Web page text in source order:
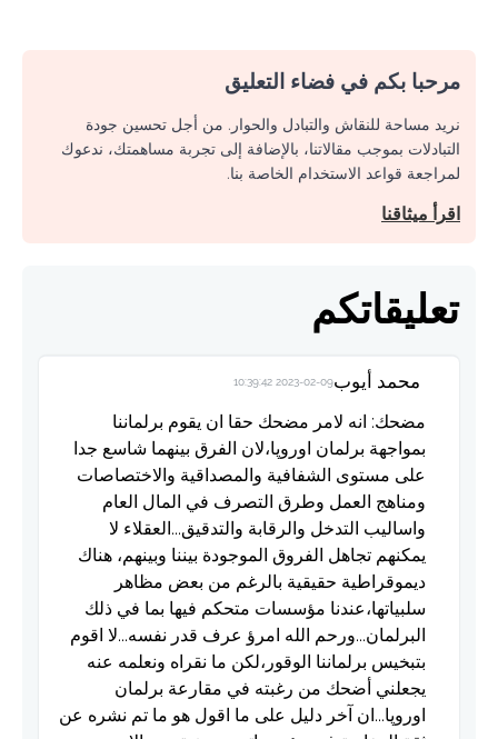
مرحبا بكم في فضاء التعليق
نريد مساحة للنقاش والتبادل والحوار. من أجل تحسين جودة
التبادلات بموجب مقالاتنا، بالإضافة إلى تجربة مساهمتك، ندعوك
لمراجعة قواعد الاستخدام الخاصة بنا.
اقرأ ميثاقنا
تعليقاتكم
محمد أيوب2023-02-09 10:39:42
مضحك: انه لامر مضحك حقا ان يقوم برلماننا
بمواجهة برلمان اوروپا،لان الفرق بينهما شاسع جدا
على مستوى الشفافية والمصداقية والاختصاصات
ومناهج العمل وطرق التصرف في المال العام
واساليب التدخل والرقابة والتدقيق...العقلاء لا
يمكنهم تجاهل الفروق الموجودة بيننا وبينهم، هناك
ديموقراطية حقيقية بالرغم من بعض مظاهر
سلبياتها،عندنا مؤسسات متحكم فيها بما في ذلك
البرلمان...ورحم الله امرؤ عرف قدر نفسه...لا اقوم
بتبخيس برلماننا الوقور،لكن ما نقراه ونعلمه عنه
يجعلني أضحك من رغبته في مقارعة برلمان
اوروپا...ان آخر دليل على ما اقول هو ما تم نشره عن